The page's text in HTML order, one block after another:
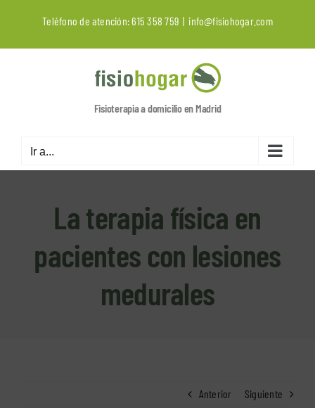
contenido
Teléfono de atención:615 358 759 | info@fisiohogar.com
Fisioterapia a domicilio en Madrid
Ir a...
La terapia física en
pacientes con lesiones
medurales
Anterior Siguiente